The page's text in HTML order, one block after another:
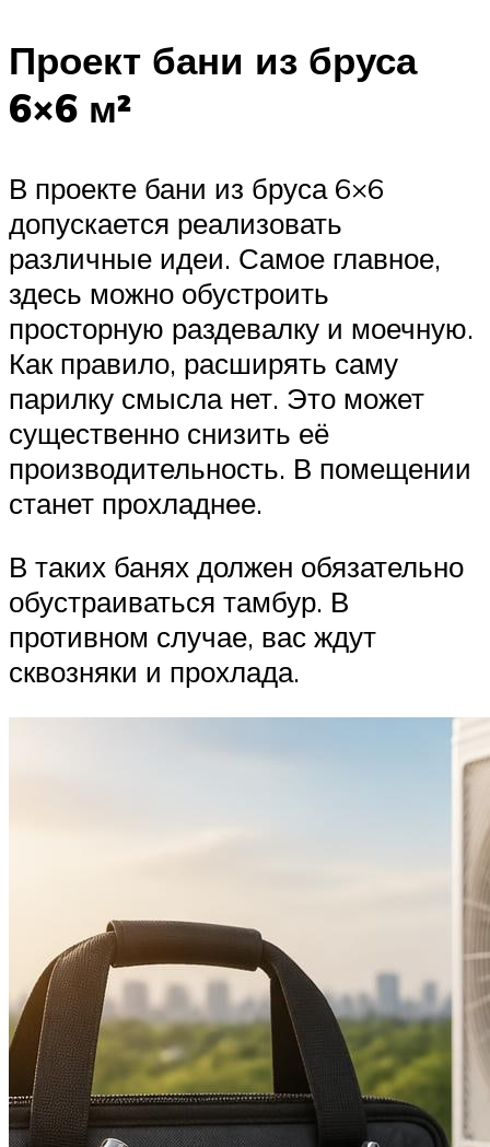
Проект бани из бруса
6×6 м²
В проекте бани из бруса 6×6
допускается реализовать
различные идеи. Самое главное,
здесь можно обустроить
просторную раздевалку и моечную.
Как правило, расширять саму
парилку смысла нет. Это может
существенно снизить её
производительность. В помещении
станет прохладнее.
В таких банях должен обязательно
обустраиваться тамбур. В
противном случае, вас ждут
сквозняки и прохлада.